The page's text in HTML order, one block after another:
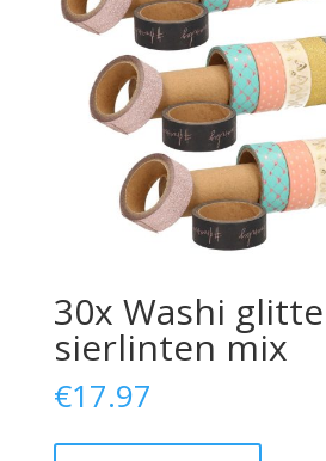
30x Washi
sierlinten mix
€17.97